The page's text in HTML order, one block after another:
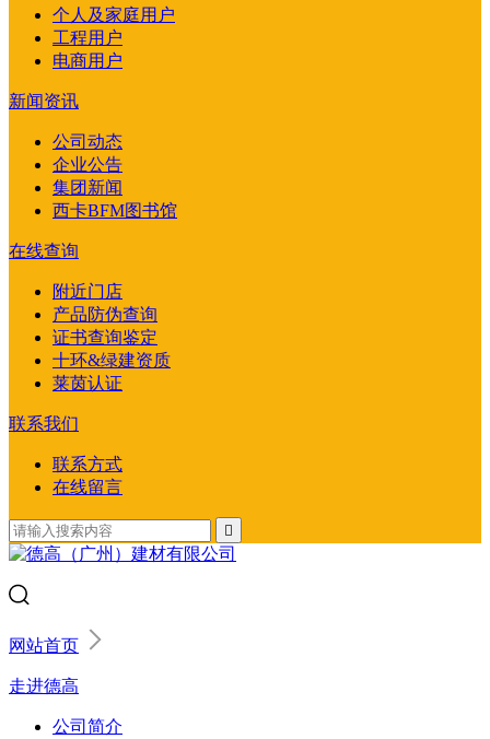
个人及家庭用户
工程用户
电商用户
新闻资讯
公司动态
企业公告
集团新闻
西卡BFM图书馆
在线查询
附近门店
产品防伪查询
证书查询鉴定
十环&绿建资质
莱茵认证
联系我们
联系方式
在线留言

网站首页
走进德高
公司简介